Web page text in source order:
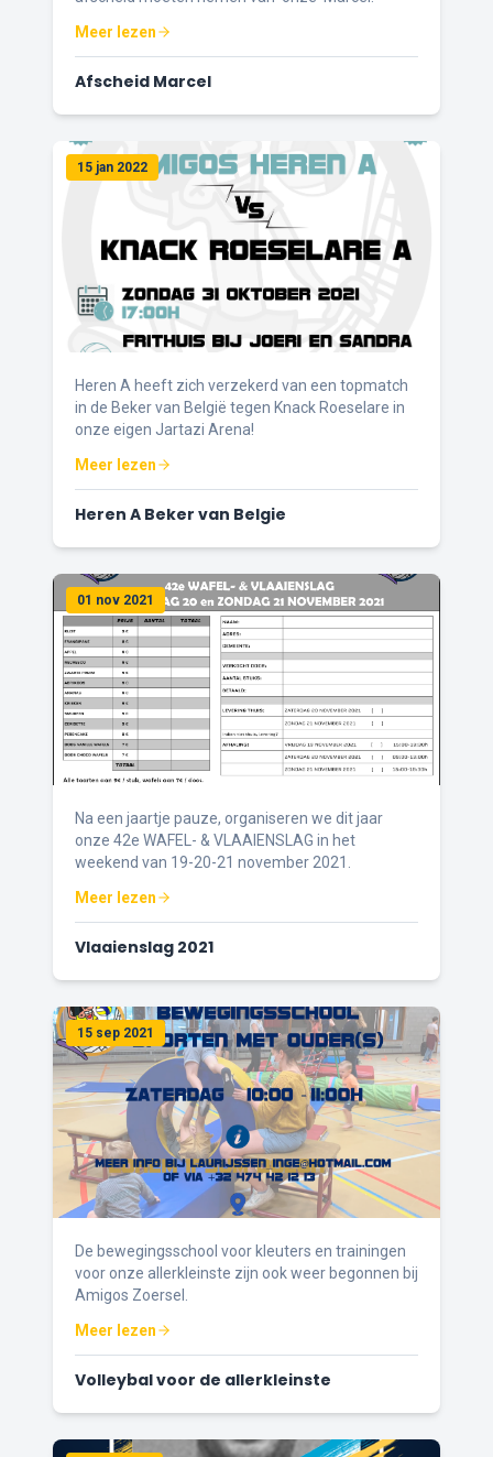
Meer lezen
Afscheid Marcel
15 jan 2022
Heren A heeft zich verzekerd van een topmatch
in de Beker van België tegen Knack Roeselare in
onze eigen Jartazi Arena!
Meer lezen
Heren A Beker van Belgie
01 nov 2021
Na een jaartje pauze, organiseren we dit jaar
onze 42e WAFEL- & VLAAIENSLAG in het
weekend van 19-20-21 november 2021.
Meer lezen
Vlaaienslag 2021
15 sep 2021
De bewegingsschool voor kleuters en trainingen
voor onze allerkleinste zijn ook weer begonnen bij
Amigos Zoersel.
Meer lezen
Volleybal voor de allerkleinste